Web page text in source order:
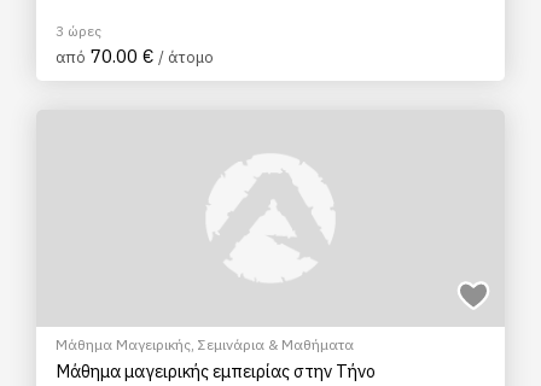
3 ώρες
από 70.00 € / άτομο
Μάθημα Μαγειρικής, Σεμινάρια & Μαθήματα
Μάθημα μαγειρικής εμπειρίας στην Τήνο